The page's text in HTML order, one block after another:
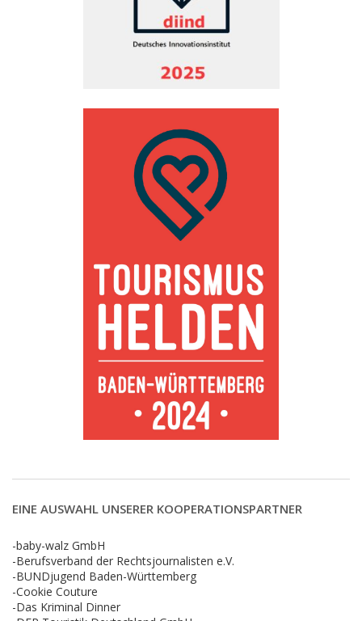
EINE AUSWAHL UNSERER KOOPERATIONSPARTNER
-baby-walz GmbH
-Berufsverband der Rechtsjournalisten e.V.
-BUNDjugend Baden-Württemberg
-Cookie Couture
-Das Kriminal Dinner